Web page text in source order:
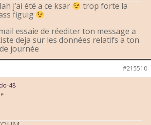
j’ai été a ce ksar
trop forte la
figuig
essaie de réediter ton message a
deja sur les données relatifs a ton
journée
#215510
48